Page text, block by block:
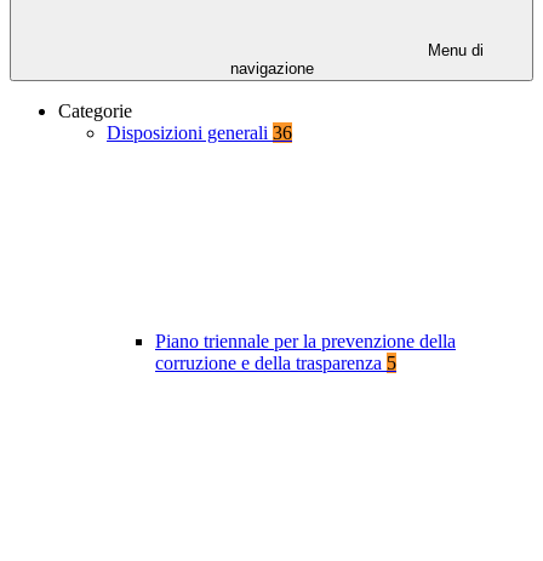
Menu di
navigazione
Categorie
Disposizioni generali 36
Piano triennale per la prevenzione della
corruzione e della trasparenza 5